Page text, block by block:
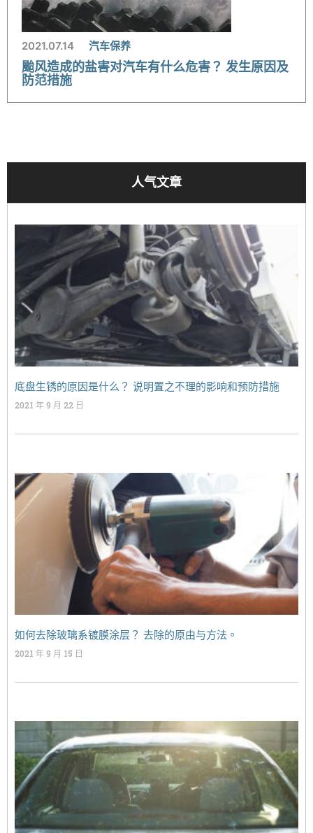
2021.07.14 汽车保养
颱风造成的盐害对汽车有什么危害？ 发生原因及
防范措施
人气文章
底盘生锈的原因是什么？ 说明置之不理的影响和预防措施
2021 年 9 月 22 日
如何去除玻璃系镀膜涂层？ 去除的原由与方法。
2021 年 9 月 15 日